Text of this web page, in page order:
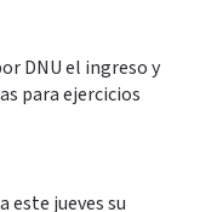
DNU el ingreso y
para ejercicios
este jueves su